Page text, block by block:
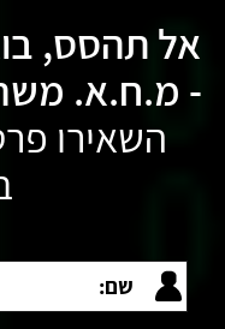
אל תהסס,
- מ.ח.א.
השאירו
שם: